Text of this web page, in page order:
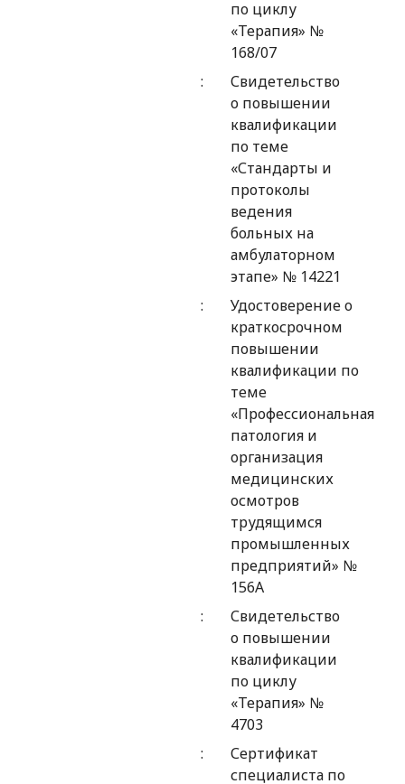
по циклу
«Терапия» №
168/07
Свидетельство
о повышении
квалификации
по теме
«Стандарты и
протоколы
ведения
больных на
амбулаторном
этапе» № 14221
Удостоверение о
краткосрочном
повышении
квалификации по
теме
«Профессиональная
патология и
организация
медицинских
осмотров
трудящимся
промышленных
предприятий» №
156А
Свидетельство
о повышении
квалификации
по циклу
«Терапия» №
4703
Сертификат
специалиста по